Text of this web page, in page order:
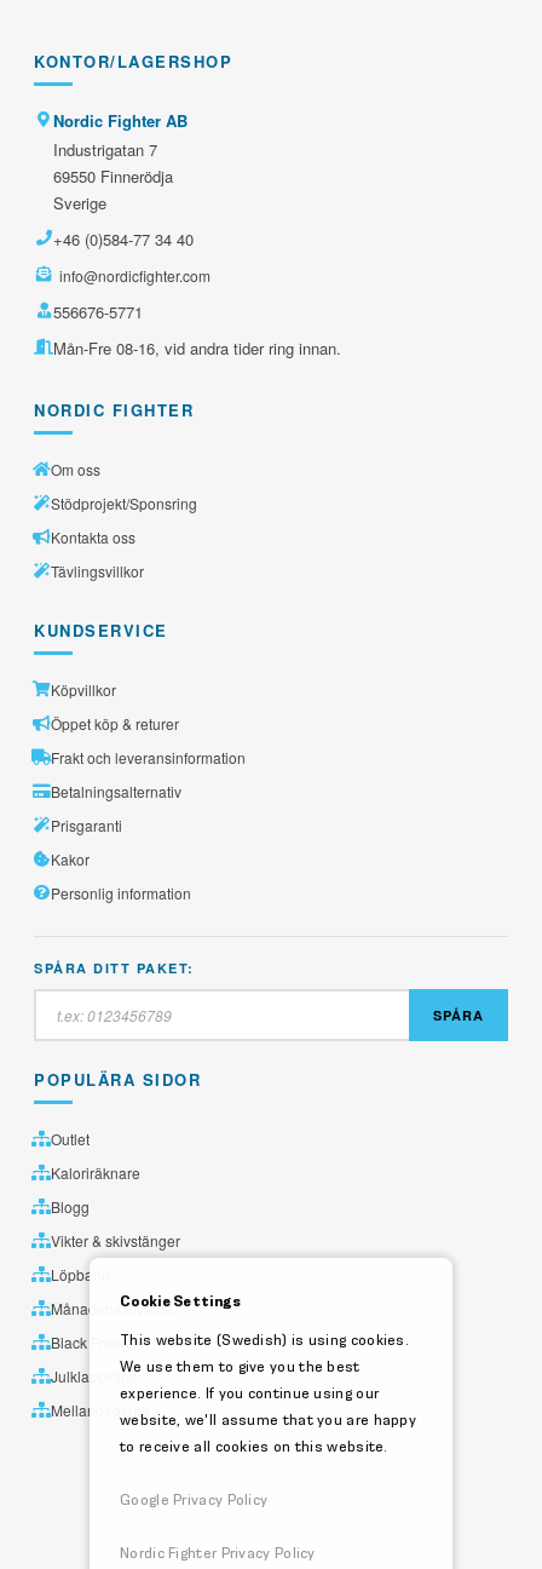
KONTOR/LAGERSHOP
Nordic Fighter AB
Industrigatan 7
69550 Finnerödja
Sverige
+46 (0)584-77 34 40
info@nordicfighter.com
556676-5771
Mån-Fre 08-16, vid andra tider ring innan.
NORDIC FIGHTER
Om oss
Stödprojekt/Sponsring
Kontakta oss
Tävlingsvillkor
KUNDSERVICE
Köpvillkor
Öppet köp & returer
Frakt och leveransinformation
Betalningsalternativ
Prisgaranti
Kakor
Personlig information
SPÅRA DITT PAKET:
SPÅRA
POPULÄRA SIDOR
Outlet
Kaloriräknare
Blogg
Vikter & skivstänger
Löpband
Månadens utvalda
Black Friday
Julklappstips
Mellandagsrea
Cookie Settings
This website (Swedish) is using cookies.
We use them to give you the best
experience. If you continue using our
website, we'll assume that you are happy
to receive all cookies on this website.
Google Privacy Policy
Nordic Fighter Privacy Policy